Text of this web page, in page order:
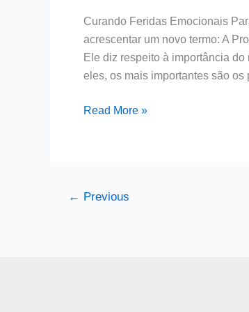
Curando Feridas Emocionais
acrescentar um novo termo: A
Ele diz respeito à importância
eles, os mais importantes são
Sistêmica
Read More »
← Previous